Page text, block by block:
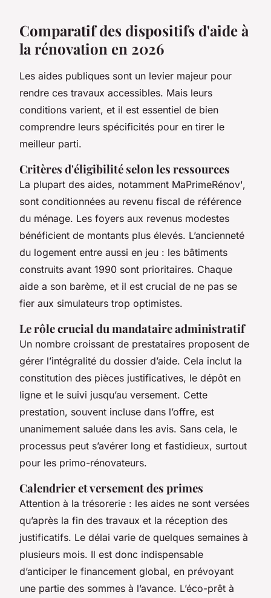
Comparatif des dispositifs d'aide à
la rénovation en 2026
Les aides publiques sont un levier majeur pour
rendre ces travaux accessibles. Mais leurs
conditions varient, et il est essentiel de bien
comprendre leurs spécificités pour en tirer le
meilleur parti.
Critères d'éligibilité selon les ressources
La plupart des aides, notamment MaPrimeRénov',
sont conditionnées au revenu fiscal de référence
du ménage. Les foyers aux revenus modestes
bénéficient de montants plus élevés. L’ancienneté
du logement entre aussi en jeu : les bâtiments
construits avant 1990 sont prioritaires. Chaque
aide a son barème, et il est crucial de ne pas se
fier aux simulateurs trop optimistes.
Le rôle crucial du mandataire administratif
Un nombre croissant de prestataires proposent de
gérer l’intégralité du dossier d’aide. Cela inclut la
constitution des pièces justificatives, le dépôt en
ligne et le suivi jusqu’au versement. Cette
prestation, souvent incluse dans l’offre, est
unanimement saluée dans les avis. Sans cela, le
processus peut s’avérer long et fastidieux, surtout
pour les primo-rénovateurs.
Calendrier et versement des primes
Attention à la trésorerie : les aides ne sont versées
qu’après la fin des travaux et la réception des
justificatifs. Le délai varie de quelques semaines à
plusieurs mois. Il est donc indispensable
d’anticiper le financement global, en prévoyant
une partie des sommes à l’avance. L’éco-prêt à